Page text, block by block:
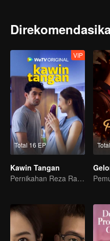
Total 16 EP
VIP
Kawin Tangan
Pernikahan Reza Rahadian dan Mikha Tambayong di ujung tanduk.